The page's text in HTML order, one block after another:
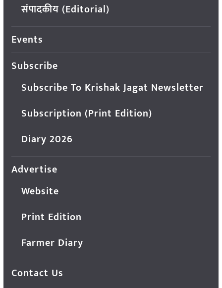
संपादकीय (Editorial)
Events
Subscribe
Subscribe To Krishak Jagat Newsletter
Subscription (Print Edition)
Diary 2026
Advertise
Website
Print Edition
Farmer Diary
Contact Us